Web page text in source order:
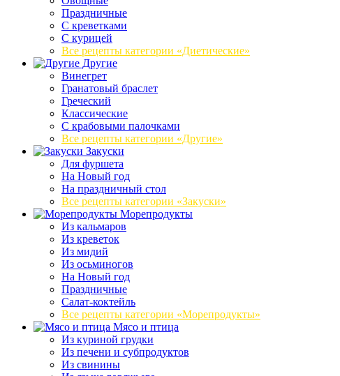
Праздничные
С креветками
С курицей
Все рецепты категории «Диетические»
Другие
Винегрет
Гранатовый браслет
Греческий
Классические
С крабовыми палочками
Все рецепты категории «Другие»
Закуски
Для фуршета
На Новый год
На праздничный стол
Все рецепты категории «Закуски»
Морепродукты
Из кальмаров
Из креветок
Из мидий
Из осьминогов
На Новый год
Праздничные
Салат-коктейль
Все рецепты категории «Морепродукты»
Мясо и птица
Из куриной грудки
Из печени и субпродуктов
Из свинины